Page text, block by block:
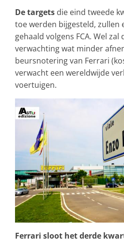
De targets die eind tweede
toe werden bijgesteld, zullen
gehaald volgens FCA. Wel
verwachting wat minder
beursnotering van Ferrari
verwacht een wereldwijde
voertuigen.
Ferrari sloot het derde